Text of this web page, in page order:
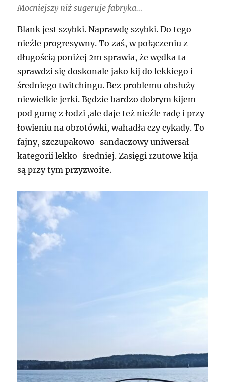
Mocniejszy niż sugeruje fabryka…
Blank jest szybki. Naprawdę szybki. Do tego
nieźle progresywny. To zaś, w połączeniu z
długością poniżej 2m sprawia, że wędka ta
sprawdzi się doskonale jako kij do lekkiego i
średniego twitchingu. Bez problemu obsłuży
niewielkie jerki. Będzie bardzo dobrym kijem
pod gumę z łodzi ,ale daje też nieźle radę i przy
łowieniu na obrotówki, wahadła czy cykady. To
fajny, szczupakowo-sandaczowy uniwersał
kategorii lekko-średniej. Zasięgi rzutowe kija
są przy tym przyzwoite.